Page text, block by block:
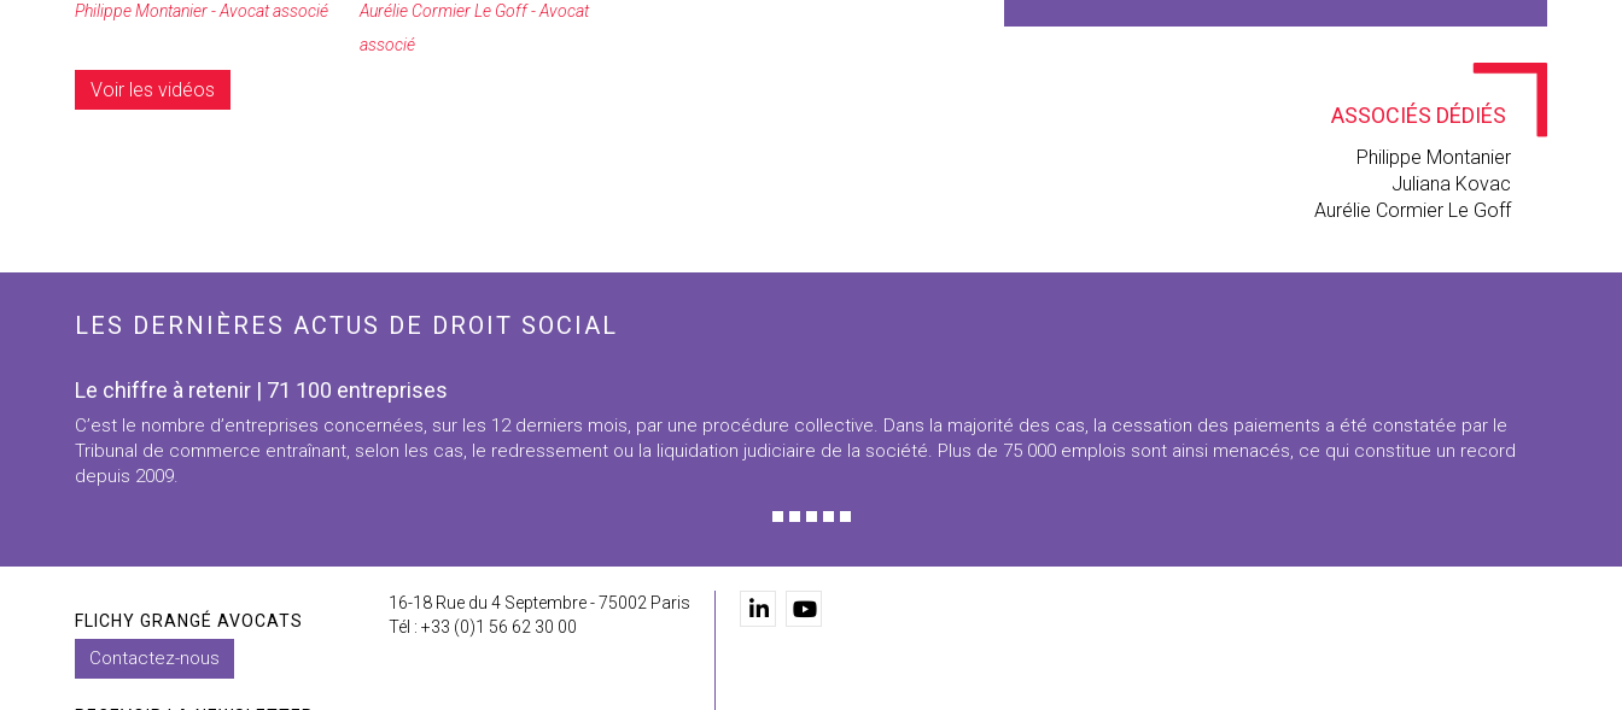
Philippe Montanier - Avocat associé
Aurélie Cormier Le Goff - Avocat
associé
Voir les vidéos
ASSOCIÉS DÉDIÉS
Philippe Montanier
Juliana Kovac
Aurélie Cormier Le Goff
LES DERNIÈRES ACTUS DE DROIT SOCIAL
Le chiffre à retenir | 71 100 entreprises
C’est le nombre d’entreprises concernées, sur les 12 derniers mois, par une procédure collective. Dans la majorité des cas, la cessation des paiements a été constatée par le
Tribunal de commerce entraînant, selon les cas, le redressement ou la liquidation judiciaire de la société. Plus de 75 000 emplois sont ainsi menacés, ce qui constitue un record
depuis 2009.
FLICHY GRANGÉ AVOCATS
16-18 Rue du 4 Septembre - 75002 Paris
Tél : +33 (0)1 56 62 30 00
Contactez-nous